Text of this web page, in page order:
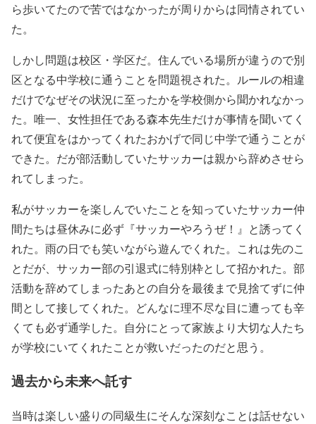
ら歩いてたので苦ではなかったが周りからは同情されてい
た。
しかし問題は校区・学区だ。住んでいる場所が違うので別
区となる中学校に通うことを問題視された。ルールの相違
だけでなぜその状況に至ったかを学校側から聞かれなかっ
た。唯一、女性担任である森本先生だけが事情を聞いてく
れて便宜をはかってくれたおかげで同じ中学で通うことが
できた。だが部活動していたサッカーは親から辞めさせら
れてしまった。
私がサッカーを楽しんでいたことを知っていたサッカー仲
間たちは昼休みに必ず『サッカーやろうぜ！』と誘ってく
れた。雨の日でも笑いながら遊んでくれた。これは先のこ
とだが、サッカー部の引退式に特別枠として招かれた。部
活動を辞めてしまったあとの自分を最後まで見捨てずに仲
間として接してくれた。どんなに理不尽な目に遭っても辛
くても必ず通学した。自分にとって家族より大切な人たち
が学校にいてくれたことが救いだったのだと思う。
過去から未来へ託す
当時は楽しい盛りの同級生にそんな深刻なことは話せない